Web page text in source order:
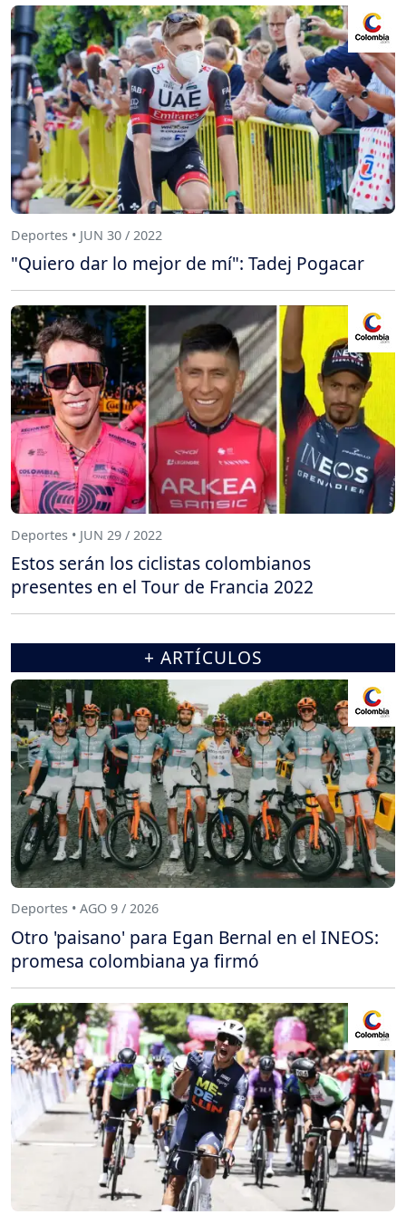
Deportes • JUN 30 / 2022
"Quiero dar lo mejor de mí": Tadej Pogacar
Deportes • JUN 29 / 2022
Estos serán los ciclistas colombianos
presentes en el Tour de Francia 2022
+ ARTÍCULOS
Deportes • AGO 9 / 2026
Otro 'paisano' para Egan Bernal en el INEOS:
promesa colombiana ya firmó